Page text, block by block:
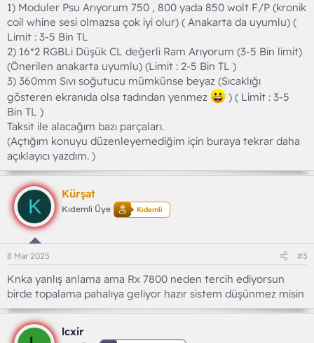
1) Moduler Psu Arıyorum 750 , 800 yada 850 wolt F/P (kronik
coil whine sesi olmazsa çok iyi olur) ( Anakarta da uyumlu) (
Limit : 3-5 Bin TL
2) 16*2 RGBLi Düşük CL değerli Ram Arıyorum (3-5 Bin limit)
(Önerilen anakarta uyumlu) (Limit : 2-5 Bin TL )
3) 360mm Sıvı soğutucu mümkünse beyaz (Sıcaklığı
gösteren ekranıda olsa tadından yenmez
) ( Limit : 3-5
Bin TL )
Taksit ile alacağım bazı parçaları.
(Açtığım konuyu düzenleyemediğim için buraya tekrar daha
açıklayıcı yazdım. )
K
Kürşat
Kıdemli Üye Kıdemli
8 Mar 2025 #3
Knka yanlış anlama ama Rx 7800 neden tercih ediyorsun
birde topalama pahalıya geliyor hazır sistem düşünmez misin
lcxir